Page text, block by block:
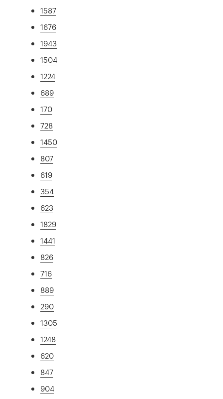
1587
1676
1943
1504
1224
689
170
728
1450
807
619
354
623
1829
1441
826
716
889
290
1305
1248
620
847
904